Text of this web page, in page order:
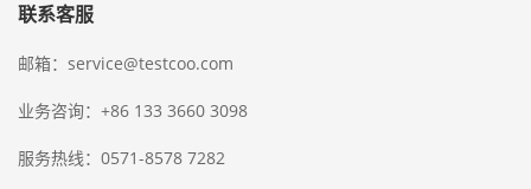
联系客服
邮箱：service@testcoo.com
业务咨询：+86 133 3660 3098
服务热线：0571-8578 7282